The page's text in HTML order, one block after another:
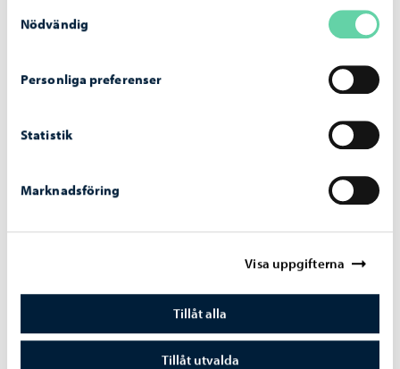
Nödvändig
Personliga preferenser
Statistik
Marknadsföring
Visa uppgifterna
Tillåt alla
Tillåt utvalda
Sopningsroboten börjar sitt arbete på Borgå
torg och vid åstranden
Borgå stad informerar-28.07.2026